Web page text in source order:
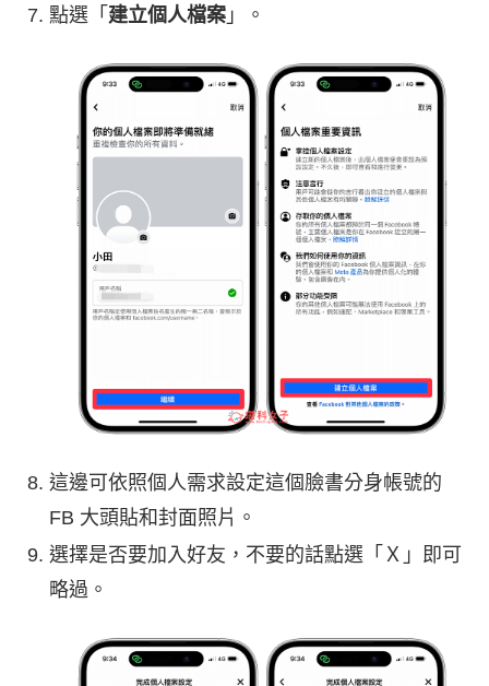
點選「 建立個人檔案 」。
這邊可依照個人需求設定這個臉書分身帳號的
FB 大頭貼和封面照片。
選擇是否要加入好友，不要的話點選「Ｘ」即可
略過。